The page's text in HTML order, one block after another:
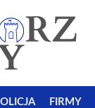
FIRMY